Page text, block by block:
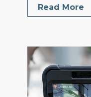
Read More